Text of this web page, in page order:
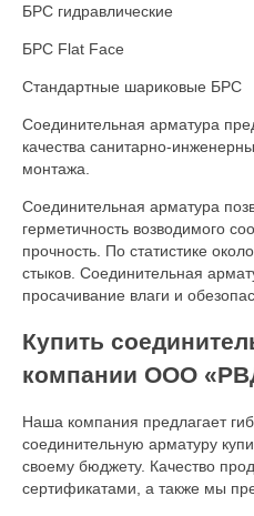
БРС гидравлические
БРС Flat Face
Стандартные шариковые БРС
Соединительная арматура
качества санитарно-
монтажа.
Соединительная арматура
герметичность возводимого
прочность. По статистике
стыков. Соединительная
просачивание влаги и
Купить
компании ООО
Наша компания предлагает
соединительную арматуру
своему бюджету. Качество
сертификатами, а также мы